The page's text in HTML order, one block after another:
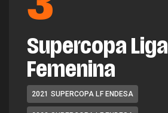
Supercopa Liga
Femenina
2021 SUPERCOPA LF ENDESA